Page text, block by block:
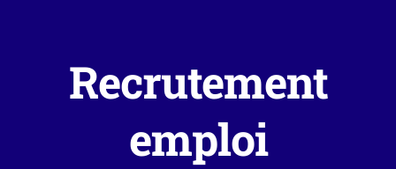
Recrutement
emploi